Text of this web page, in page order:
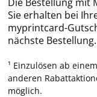
Sie erhalten bei
myprintcard-
nächste Bestellung.
¹ Einzulösen ab
anderen
möglich.